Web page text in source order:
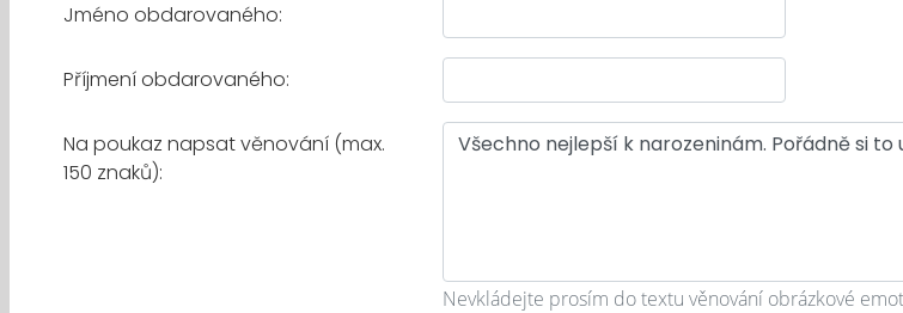
Jméno obdarovaného:
Příjmení obdarovaného:
Na poukaz napsat věnování (max.
150 znaků):
Nevkládejte prosím do textu věnování obrázkové